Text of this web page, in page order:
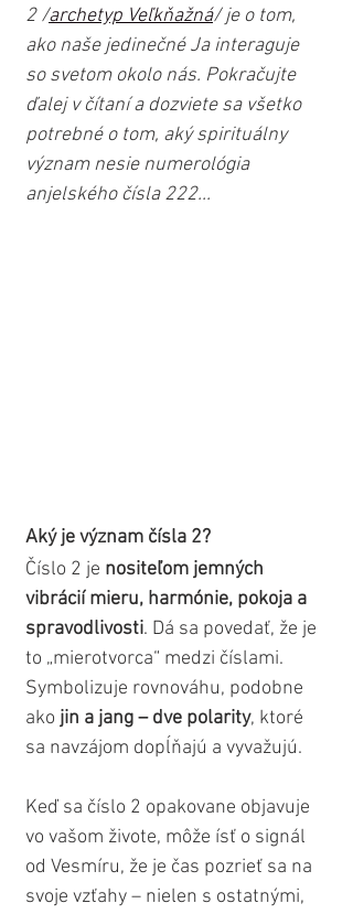
2 /archetyp Veľkňažná/ je o tom,
ako naše jedinečné Ja interaguje
so svetom okolo nás. Pokračujte
ďalej v čítaní a dozviete sa všetko
potrebné o tom, aký spirituálny
význam nesie numerológia
anjelského čísla 222...
Aký je význam čísla 2?
Číslo 2 je nositeľom jemných
vibrácií mieru, harmónie, pokoja a
spravodlivosti. Dá sa povedať, že je
to „mierotvorca“ medzi číslami.
Symbolizuje rovnováhu, podobne
ako jin a jang – dve polarity, ktoré
sa navzájom dopĺňajú a vyvažujú.
Keď sa číslo 2 opakovane objavuje
vo vašom živote, môže ísť o signál
od Vesmíru, že je čas pozrieť sa na
svoje vzťahy – nielen s ostatnými,